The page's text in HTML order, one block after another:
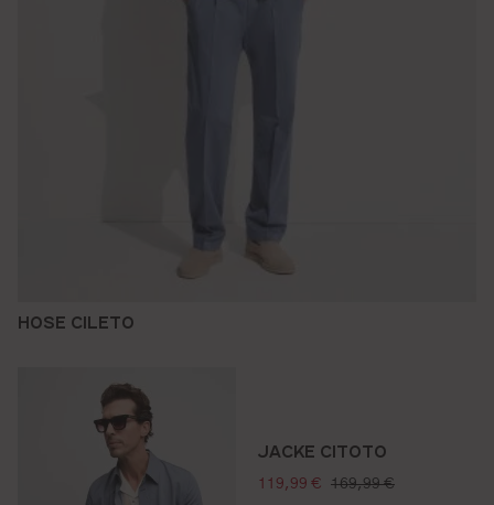
HOSE CILETO
JACKE CITOTO
verkaufspreis:
119,99 € regulärer preis:
169,99 €